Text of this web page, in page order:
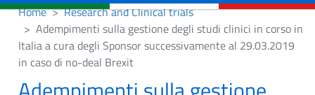
Home
Research and Clinical trials
Adempimenti sulla gestione degli studi clinici in corso in
Italia a cura degli Sponsor successivamente al 29.03.2019
in caso di no-deal Brexit